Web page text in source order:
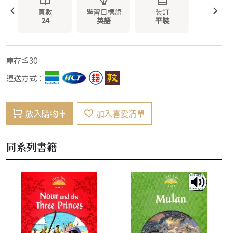
頁數
24
學習目標語
英語
裝訂
平裝
庫存≦30
運送方式：
放入購物車 加入喜愛清單
同系列書籍